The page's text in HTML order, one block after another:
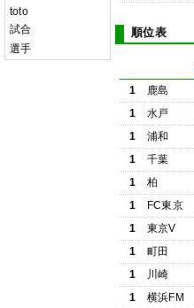
toto
試合
選手
順位表
1 鹿島
1
水戸
1
浦和
1
千葉
1
柏
1
FC東京
1
東京V
1
町田
1
川崎
1
横浜FM